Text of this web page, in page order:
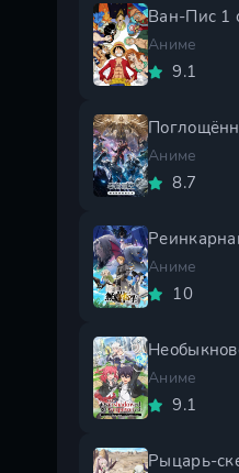
Ван-Пис 1
Аниме
9.1
Аниме
8.7
Аниме
10
Аниме
9.1